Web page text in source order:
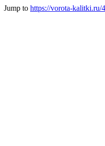
Jump to https://vorota-kalitki.ru/